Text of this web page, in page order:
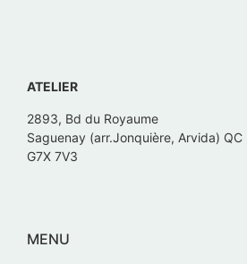
ATELIER
2893, Bd du Royaume
Saguenay (arr.Jonquière, Arvida) QC
G7X 7V3
MENU